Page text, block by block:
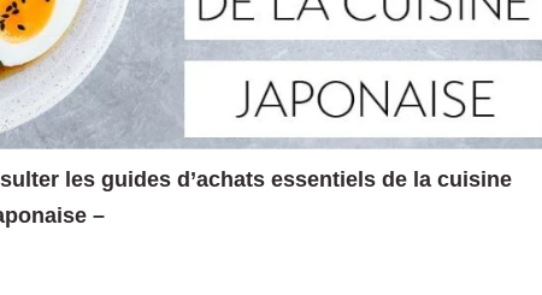
les guides d’achats essentiels de la cuisine
–